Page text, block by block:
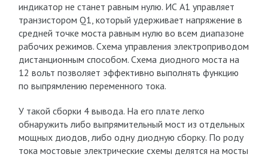
индикатор не станет равным нулю. ИС A1 управляет
транзистором Q1, который удерживает напряжение в
средней точке моста равным нулю во всем диапазоне
рабочих режимов. Схема управления электроприводом
дистанционным способом. Схема диодного моста на
12 вольт позволяет эффективно выполнять функцию
по выпрямлению переменного тока.
У такой сборки 4 вывода. На его плате легко
обнаружить либо выпрямительный мост из отдельных
мощных диодов, либо одну диодную сборку. По роду
тока мостовые электрические схемы делятся на мосты